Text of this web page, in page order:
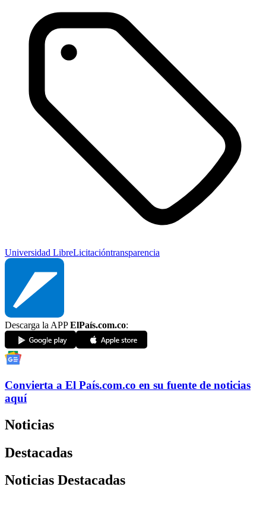
Universidad LibreLicitacióntransparencia
Descarga la APPElPaís.com.co:
Convierta a El País.com.co en su fuente de noticias
aquí
Noticias
Destacadas
Noticias Destacadas